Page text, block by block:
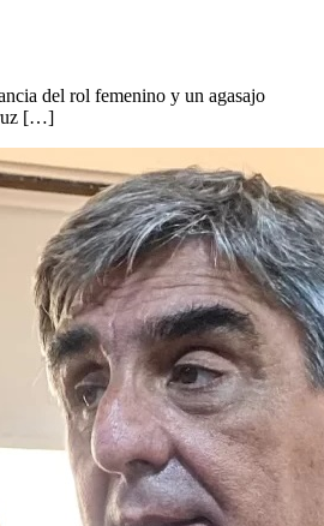
del rol femenino y un agasajo
[…]